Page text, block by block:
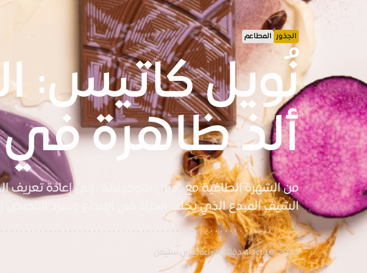
الجذور المطاعم
نُويل كاتيس:
ألذ ظاهرة في
من الشهرة الطاغية مع "دبي شوكولاتة" إلى إعادة تعريف
الشيف المبدع الذي يجلب الجرأة في الإبداع وسرد
Oct 16, 20254 دقائق قراءة لينزي ستيفن